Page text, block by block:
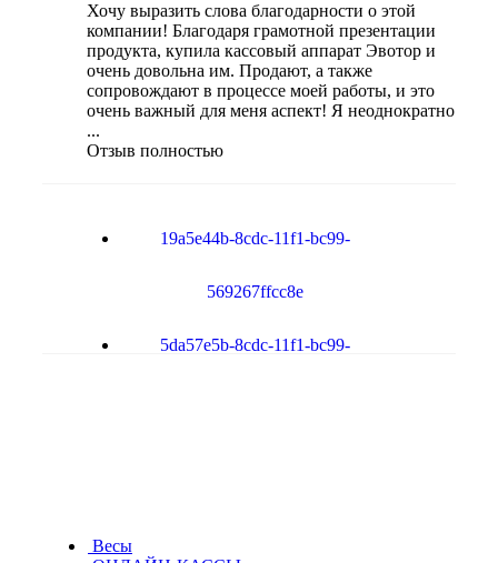
Хочу выразить слова благодарности о этой
компании! Благодаря грамотной презентации
продукта, купила кассовый аппарат Эвотор и
очень довольна им. Продают, а также
сопровождают в процессе моей работы, и это
очень важный для меня аспект! Я неоднократно
...
Отзыв полностью
19a5e44b-8cdc-11f1-bc99-
569267ffcc8e
5da57e5b-8cdc-11f1-bc99-
efa096e8-8cd9-11f1-bc99-
Весы